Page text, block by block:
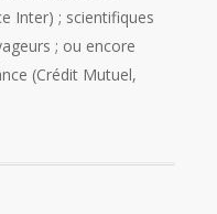
Inter) ; scientifiques
; ou encore
(Crédit Mutuel,